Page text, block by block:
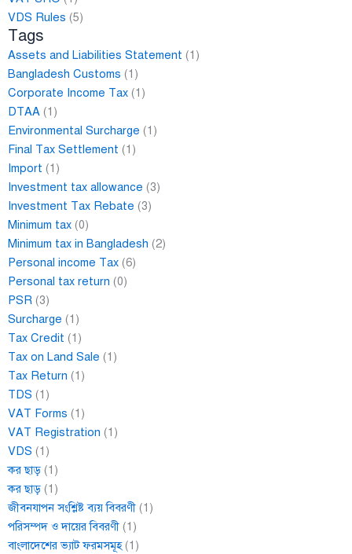
VDS Rules (5)
Tags
Assets and Liabilities Statement (1)
Bangladesh Customs (1)
Corporate Income Tax (1)
DTAA (1)
Environmental Surcharge (1)
Final Tax Settlement (1)
Import (1)
Investment tax allowance (3)
Investment Tax Rebate (3)
Minimum tax (0)
Minimum tax in Bangladesh (2)
Personal income Tax (6)
Personal tax return (0)
PSR (3)
Surcharge (1)
Tax Credit (1)
Tax on Land Sale (1)
Tax Return (1)
TDS (1)
VAT Forms (1)
VAT Registration (1)
VDS (1)
কর ছাড় (1)
কর ছাড় (1)
জীবনযাপন সংশ্লিষ্ট ব্যয় বিবরণী (1)
পরিসম্পদ ও দায়ের বিবরণী (1)
বাংলাদেশের ভ্যাট ফরমসমূহ(1)